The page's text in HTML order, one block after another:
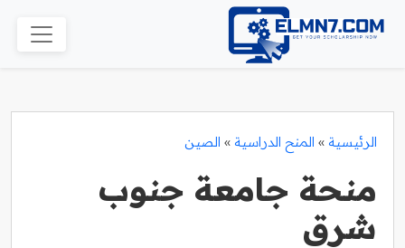
الرئيسية » المنح الدراسية » الصين
منحة جامعة جنوب
شرق